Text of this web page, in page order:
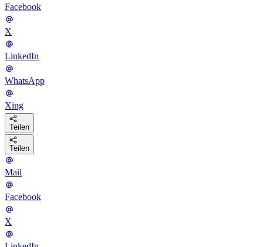
Facebook
X
LinkedIn
WhatsApp
Xing
Teilen
Teilen
Mail
Facebook
X